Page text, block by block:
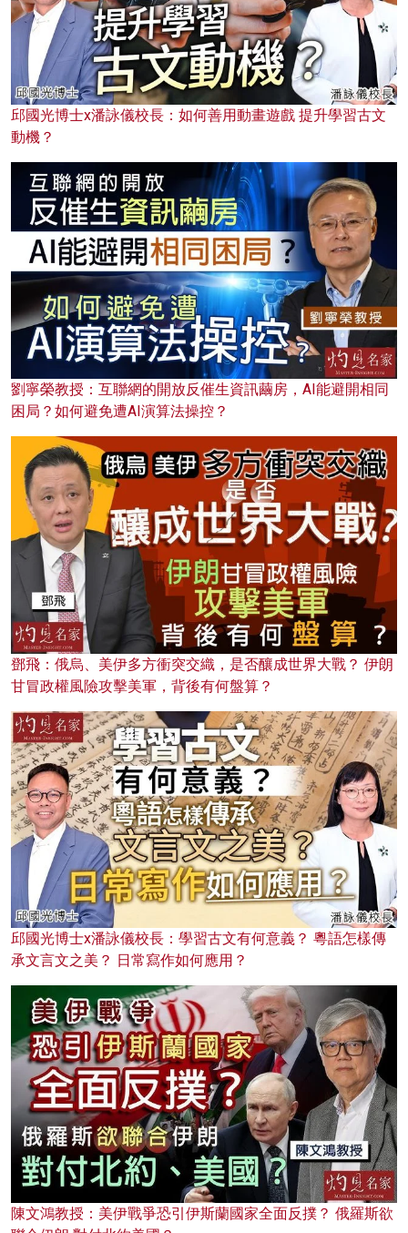
邱國光博士x潘詠儀校長：如何善用動畫遊戲 提升學習古文
動機？
劉寧榮教授：互聯網的開放反催生資訊繭房，AI能避開相同
困局？如何避免遭AI演算法操控？
鄧飛：俄烏、美伊多方衝突交織，是否釀成世界大戰？ 伊朗
甘冒政權風險攻擊美軍，背後有何盤算？
邱國光博士x潘詠儀校長：學習古文有何意義？ 粵語怎樣傳
承文言文之美？ 日常寫作如何應用？
陳文鴻教授：美伊戰爭恐引伊斯蘭國家全面反撲？ 俄羅斯欲